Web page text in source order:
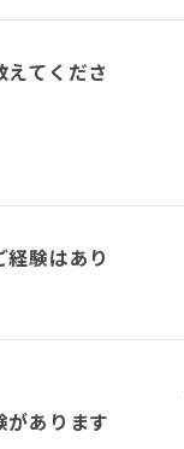
てくださ
験はあり
があります